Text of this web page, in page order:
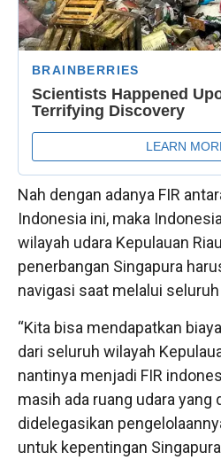
Nah dengan adanya FIR
Indonesia ini, maka
wilayah udara Kepulauan
penerbangan Singapura
navigasi saat melalui
“Kita bisa mendapatkan
dari seluruh wilayah
nantinya menjadi FIR
masih ada ruang udara yang
didelegasikan
untuk kepentingan